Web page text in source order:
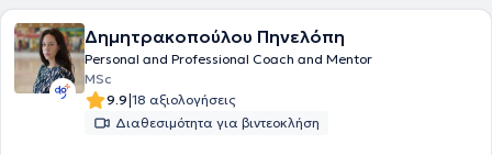
Δημητρακοπούλου Πηνελόπη
Personal and Professional Coach and Mentor
MSc
9.9|18 αξιολογήσεις
Διαθεσιμότητα για βιντεοκλήση